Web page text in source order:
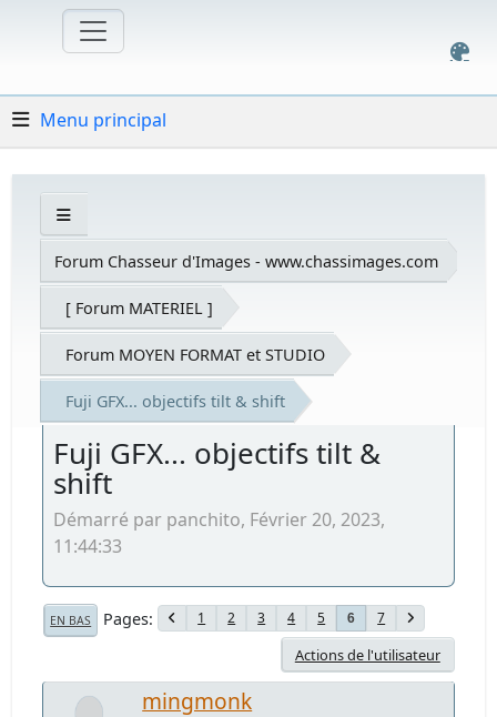
Menu principal
Forum Chasseur d'Images - www.chassimages.com
[ Forum MATERIEL ]
Forum MOYEN FORMAT et STUDIO
Fuji GFX... objectifs tilt & shift
Fuji GFX... objectifs tilt &
shift
Démarré par panchito, Février 20, 2023,
11:44:33
EN BAS Pages 1 2 3 4 5 6 7
Actions de l'utilisateur
mingmonk